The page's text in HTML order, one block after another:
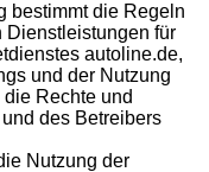
bestimmt die Regeln
Dienstleistungen für
autoline.de,
und der Nutzung
Rechte und
des Betreibers
Nutzung der